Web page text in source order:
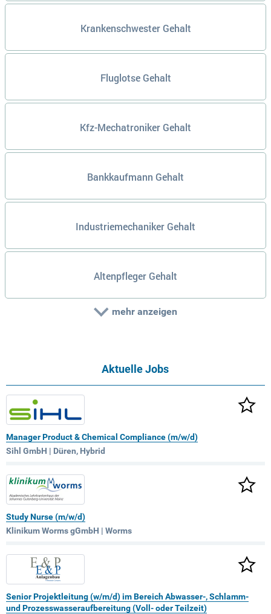
Krankenschwester Gehalt
Fluglotse Gehalt
Kfz-Mechatroniker Gehalt
Bankkaufmann Gehalt
Industriemechaniker Gehalt
Altenpfleger Gehalt
mehr anzeigen
Aktuelle Jobs
Manager Product & Chemical Compliance (m/w/d)
Sihl GmbH | Düren, Hybrid
Study Nurse (m/w/d)
Klinikum Worms gGmbH | Worms
Senior Projektleitung (w/m/d) im Bereich Abwasser-, Schlamm-
und Prozesswasseraufbereitung (Voll- oder Teilzeit)